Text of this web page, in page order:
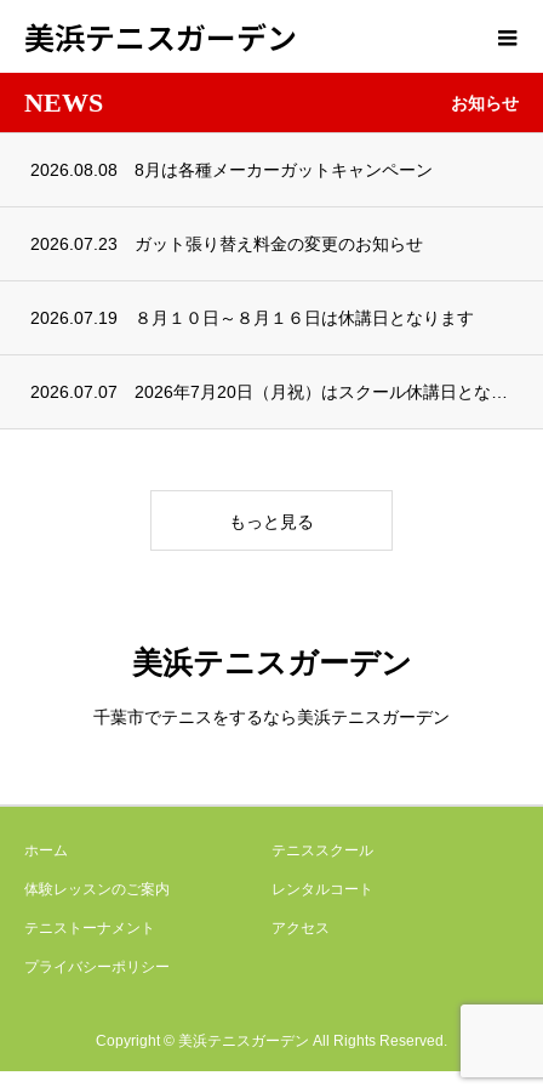
美浜テニスガーデン
NEWS お知らせ
2026.08.08 8月は各種メーカーガットキャンペーン
2026.07.23 ガット張り替え料金の変更のお知らせ
2026.07.19 ８月１０日～８月１６日は休講日となります
2026.07.07
もっと見る
美浜テニスガーデン
千葉市でテニスをするなら美浜テニスガーデン
ホーム テニススクール
体験レッスンのご案内 レンタルコート
テニストーナメント アクセス
プライバシーポリシー
Copyright © 美浜テニスガーデン All Rights Reserved.